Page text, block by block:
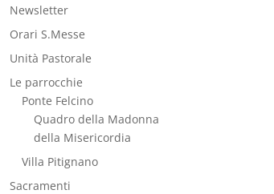
Newsletter
Orari S.Messe
Unità Pastorale
Le parrocchie
Ponte Felcino
Quadro della Madonna
della Misericordia
Villa Pitignano
Sacramenti